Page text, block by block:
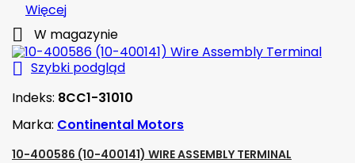
Więcej
 W magazynie
 Szybki podgląd
Indeks: 8CC1-31010
Marka: Continental Motors
10-400586 (10-400141) WIRE ASSEMBLY TERMINAL